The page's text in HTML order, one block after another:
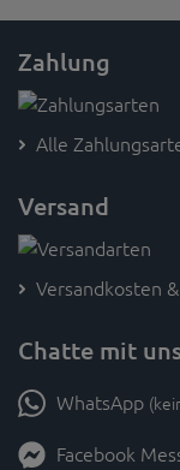
Zahlung
Alle
Versand
Versandkosten
Chatte mit
WhatsApp
Facebook